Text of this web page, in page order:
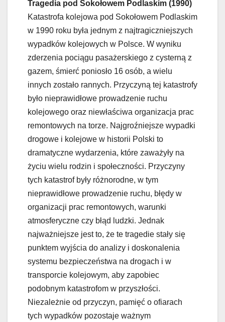
Tragedia pod Sokołowem Podlaskim (1990)
Katastrofa kolejowa pod Sokołowem Podlaskim
w 1990 roku była jednym z najtragiczniejszych
wypadków kolejowych w Polsce. W wyniku
zderzenia pociągu pasażerskiego z cysterną z
gazem, śmierć poniosło 16 osób, a wielu
innych zostało rannych. Przyczyną tej katastrofy
było nieprawidłowe prowadzenie ruchu
kolejowego oraz niewłaściwa organizacja prac
remontowych na torze. Najgroźniejsze wypadki
drogowe i kolejowe w historii Polski to
dramatyczne wydarzenia, które zaważyły na
życiu wielu rodzin i społeczności. Przyczyny
tych katastrof były różnorodne, w tym
nieprawidłowe prowadzenie ruchu, błędy w
organizacji prac remontowych, warunki
atmosferyczne czy błąd ludzki. Jednak
najważniejsze jest to, że te tragedie stały się
punktem wyjścia do analizy i doskonalenia
systemu bezpieczeństwa na drogach i w
transporcie kolejowym, aby zapobiec
podobnym katastrofom w przyszłości.
Niezależnie od przyczyn, pamięć o ofiarach
tych wypadków pozostaje ważnym